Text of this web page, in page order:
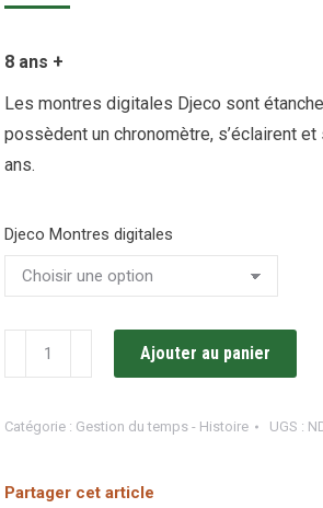
8 ans +
Les montres digitales Djeco sont
possèdent un chronomètre, s’éclairent
ans.
Djeco Montres digitales
quantité
de
Digitale
/
Ajouter au panier
Catégorie : Gestion du temps - Histoire UGS :
Partager cet article